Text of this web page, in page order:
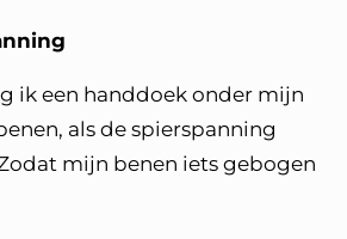
ik een handdoek onder mijn
als de spierspanning
mijn benen iets gebogen